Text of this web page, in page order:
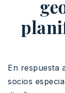
En respuesta
socios